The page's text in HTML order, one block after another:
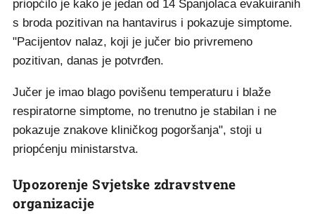
priopćilo je kako je jedan od 14 Španjolaca evakuiranih
s broda pozitivan na hantavirus i pokazuje simptome.
"Pacijentov nalaz, koji je jučer bio privremeno
pozitivan, danas je potvrđen.
Jučer je imao blago povišenu temperaturu i blaže
respiratorne simptome, no trenutno je stabilan i ne
pokazuje znakove kliničkog pogoršanja", stoji u
priopćenju ministarstva.
Upozorenje Svjetske zdravstvene
organizacije